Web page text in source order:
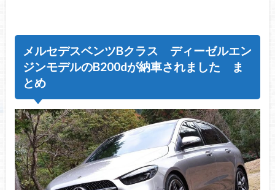
メルセデスベンツBクラス ディーゼルエン
ジンモデルのB200dが納車されました ま
とめ